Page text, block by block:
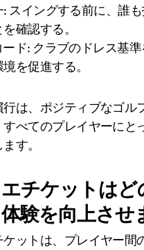
: スイングする前に、誰
確認する。
ード: クラブのドレス基
を促進する。
行は、ポジティブなゴル
すべてのプレイヤーにと
す。
チケットはど
験を向上させ
ケットは、プレイヤー間